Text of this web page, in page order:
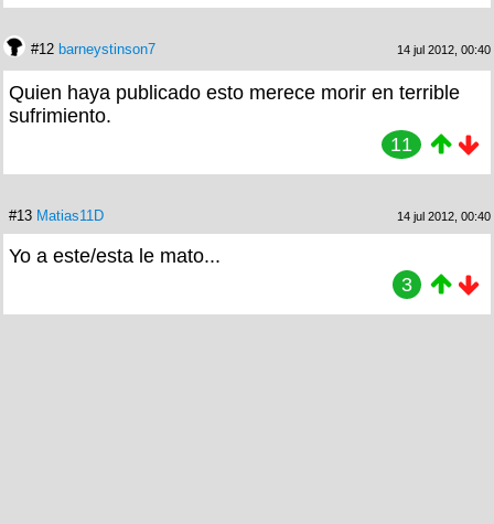
#12 barneystinson7 14 jul 2012, 00:40
Quien haya publicado esto merece morir en terrible
sufrimiento.
11
#13 Matias11D 14 jul 2012, 00:40
Yo a este/esta le mato...
3